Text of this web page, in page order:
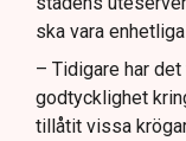
ska vara
– Tidigare har
godtycklighet
tillåtit vissa